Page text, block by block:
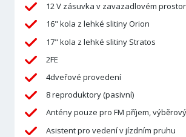
12 V zásuvka v zavazadlovém
16" kola z lehké slitiny Orion
17" kola z lehké slitiny Stratos
2FE
4dveřové provedení
8 reproduktory (pasivní)
Antény pouze pro FM příjem,
Asistent pro vedení v jízdním pruhu